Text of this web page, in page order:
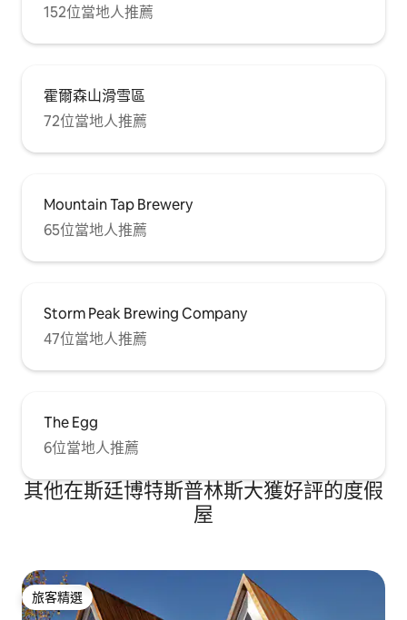
152位當地人推薦
霍爾森山滑雪區
72位當地人推薦
Mountain Tap Brewery
65位當地人推薦
Storm Peak Brewing Company
47位當地人推薦
The Egg
6位當地人推薦
其他在斯廷博特斯普林斯大獲好評的度假
屋
旅客精選
旅客精選